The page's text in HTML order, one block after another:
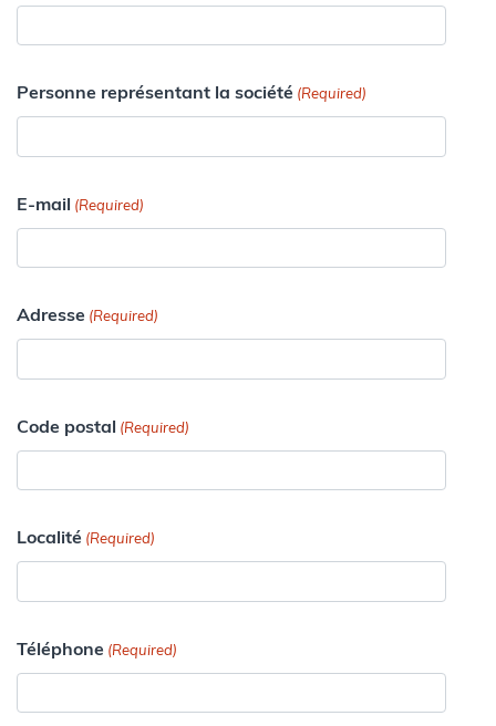
Personne représentant la société (Required)
E-mail (Required)
Adresse (Required)
Code postal (Required)
Localité (Required)
Téléphone (Required)